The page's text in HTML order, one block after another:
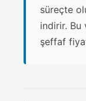
süreçte
indirir.
şeffaf